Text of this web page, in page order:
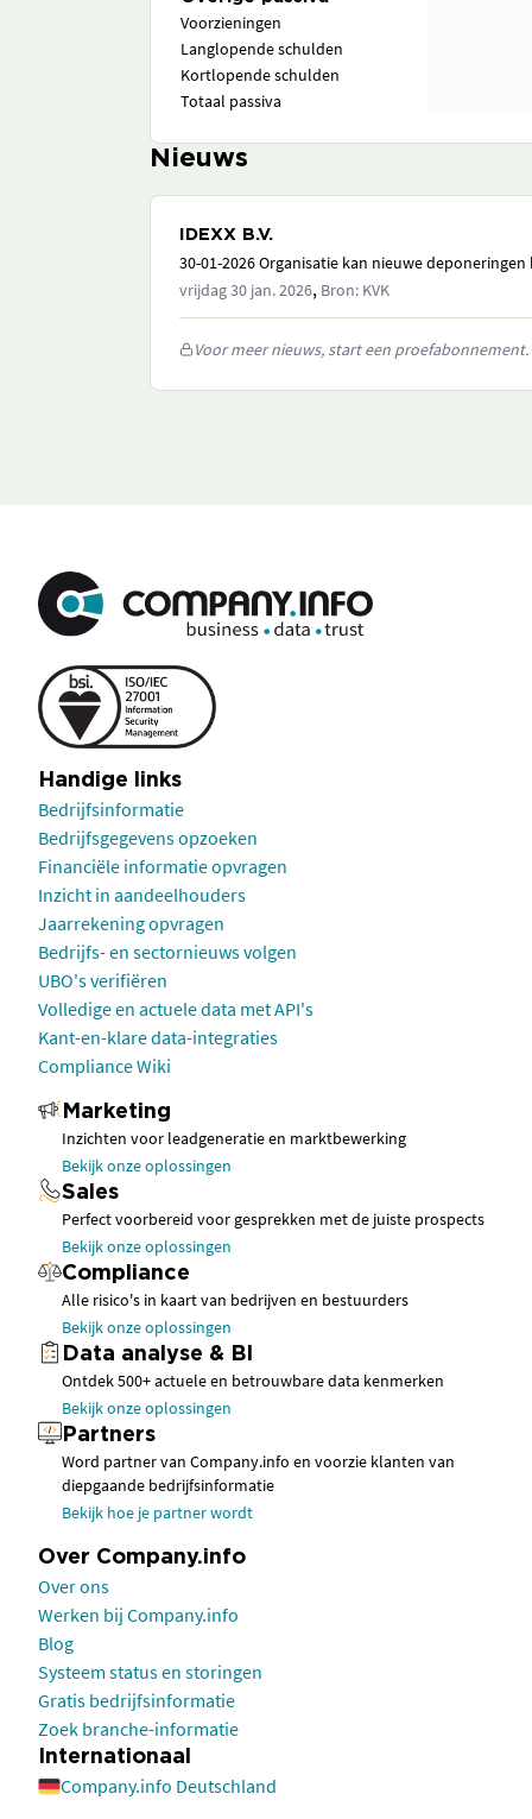
Voorzieningen
Langlopende schulden
Kortlopende schulden
Totaal passiva
Nieuws
IDEXX B.V.
30-01-2026 Organisatie kan nieuwe
vrijdag 30 jan. 2026, Bron: KVK
Voor meer nieuws, start een proefabonnement.
Handige links
Bedrijfsinformatie
Bedrijfsgegevens opzoeken
Financiële informatie opvragen
Inzicht in aandeelhouders
Jaarrekening opvragen
Bedrijfs- en sectornieuws volgen
UBO's verifiëren
Volledige en actuele data met API's
Kant-en-klare data-integraties
Compliance Wiki
Marketing
Inzichten voor leadgeneratie en marktbewerking
Bekijk onze oplossingen
Sales
Perfect voorbereid voor gesprekken met de juiste prospects
Bekijk onze oplossingen
Compliance
Alle risico's in kaart van bedrijven en bestuurders
Bekijk onze oplossingen
Data analyse & BI
Ontdek 500+ actuele en betrouwbare data kenmerken
Bekijk onze oplossingen
Partners
Word partner van Company.info en voorzie klanten van
diepgaande bedrijfsinformatie
Bekijk hoe je partner wordt
Over Company.info
Over ons
Werken bij Company.info
Blog
Systeem status en storingen
Gratis bedrijfsinformatie
Zoek branche-informatie
Internationaal
Company.info Deutschland